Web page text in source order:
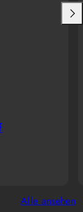
Nach
Alle ansehen